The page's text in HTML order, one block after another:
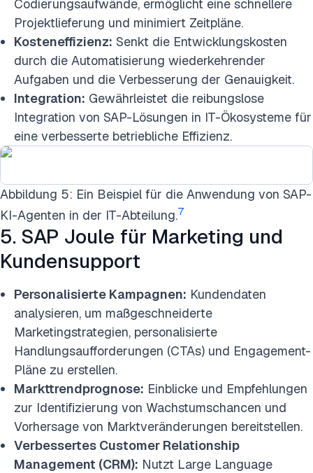
Codierungsaufwände, ermöglicht eine schnellere
Projektlieferung und minimiert Zeitpläne.
Kosteneffizienz: Senkt die Entwicklungskosten
durch die Automatisierung wiederkehrender
Aufgaben und die Verbesserung der Genauigkeit.
Integration: Gewährleistet die reibungslose
Integration von SAP-Lösungen in IT-Ökosysteme für
eine verbesserte betriebliche Effizienz.
Abbildung 5: Ein Beispiel für die Anwendung von SAP-
KI-Agenten in der IT-Abteilung.7
5. SAP Joule für Marketing und
Kundensupport
Personalisierte Kampagnen: Kundendaten
analysieren, um maßgeschneiderte
Marketingstrategien, personalisierte
Handlungsaufforderungen (CTAs) und Engagement-
Pläne zu erstellen.
Markttrendprognose: Einblicke und Empfehlungen
zur Identifizierung von Wachstumschancen und
Vorhersage von Marktveränderungen bereitstellen.
Verbessertes Customer Relationship
Management (CRM): Nutzt Large Language